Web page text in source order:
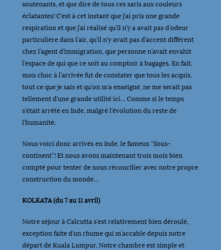
soutenants, et que dire de tous ces saris aux couleurs
éclatantes! C’est à cet instant que j’ai pris une grande
respiration et que j’ai réalisé qu’il n’y a avait pas d’odeur
particulière dans l’air, qu’il n’y avait pas d’accent différent
chez l’agent d’immigration, que personne n’avait envahit
l’espace de qui que ce soit au comptoir à bagages. En fait,
mon choc à l’arrivée fut de constater que tous les acquis,
tout ce que je sais et qu’on m’a enseigné, ne me serait pas
tellement d’une grande utilité ici… Comme si le temps
s’était arrêté en Inde, malgré l’évolution du reste de
l’humanité.
Nous voici donc arrivés en Inde, le fameux “Sous-
continent”! Et nous avons maintenant trois mois bien
compté pour tenter de nous réconcilier avec notre propre
construction du monde…
KOLKATA (du 7 au 11 avril)
Notre séjour à Calcutta s’est relativement bien déroulé,
exception faite d’un rhume qui m’accable depuis notre
départ de Kuala Lumpur. Notre chambre est simple et